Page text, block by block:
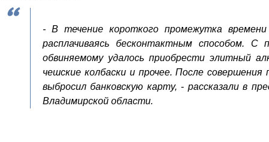
- В течение короткого промежутка
расплачиваясь бесконтактным способом.
обвиняемому удалось приобрести элитный
чешские колбаски и прочее. После совершения
выбросил банковскую карту, - рассказали в
Владимирской области.